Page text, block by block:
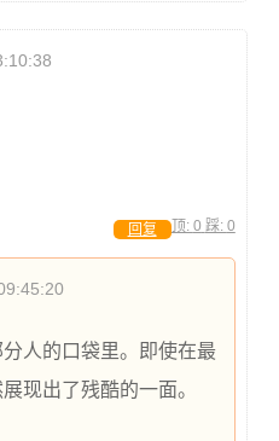
顶: 0 踩: 0
回复
人的口袋里。即使在最
现出了残酷的一面。